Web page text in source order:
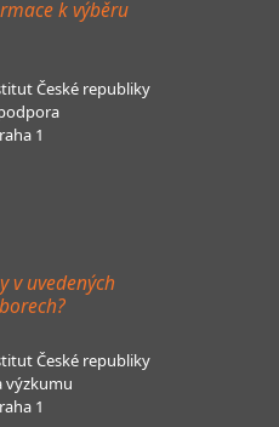
k výběru
České republiky
1
v uvedených
České republiky
výzkumu
1